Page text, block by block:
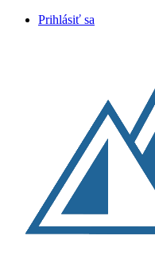
Prihlásiť sa